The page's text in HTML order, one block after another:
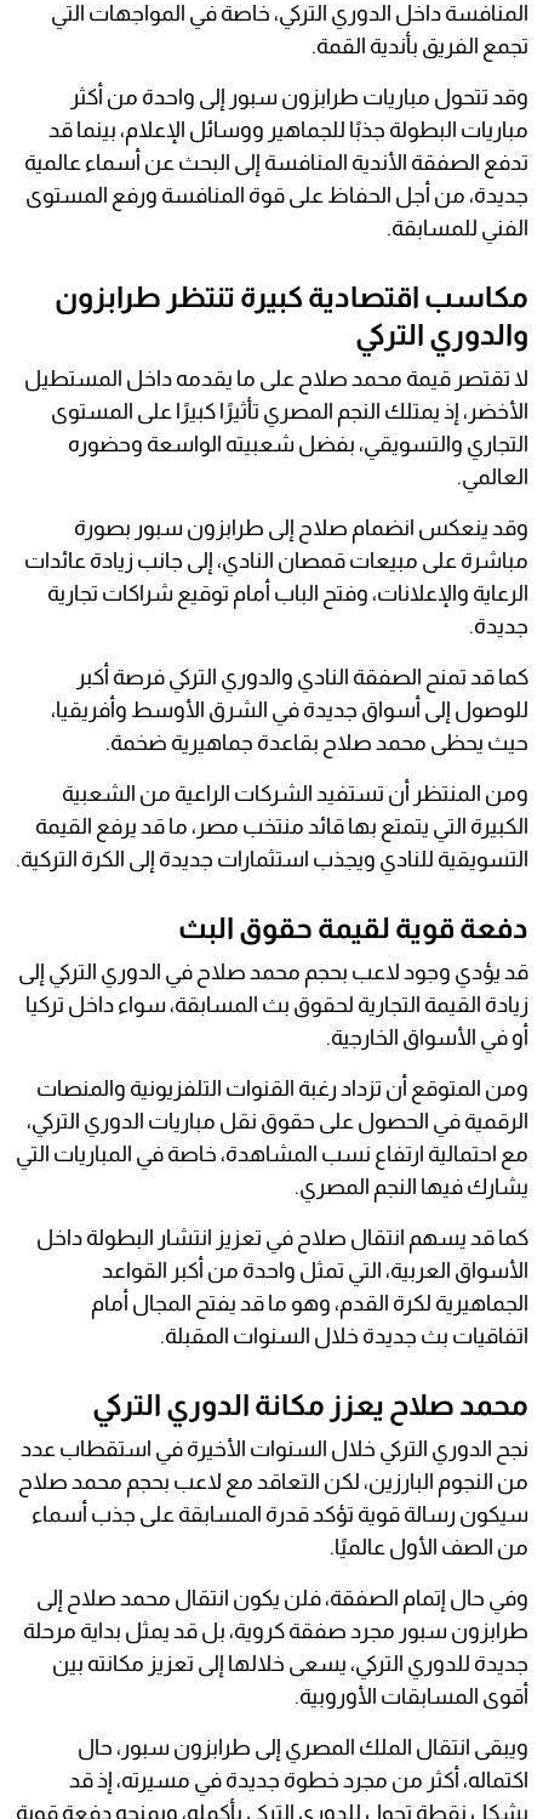
المنافسة داخل الدوري التركي، خاصة في المواجهات التي
تجمع الفريق بأندية القمة.
وقد تتحول مباريات طرابزون سبور إلى واحدة من أكثر
مباريات البطولة جذبًا للجماهير ووسائل الإعلام، بينما قد
تدفع الصفقة الأندية المنافسة إلى البحث عن أسماء عالمية
جديدة، من أجل الحفاظ على قوة المنافسة ورفع المستوى
الفني للمسابقة.
مكاسب اقتصادية كبيرة تنتظر طرابزون
والدوري التركي
لا تقتصر قيمة محمد صلاح على ما يقدمه داخل المستطيل
الأخضر، إذ يمتلك النجم المصري تأثيرًا كبيرًا على المستوى
التجاري والتسويقي، بفضل شعبيته الواسعة وحضوره
العالمي.
وقد ينعكس انضمام صلاح إلى طرابزون سبور بصورة
مباشرة على مبيعات قمصان النادي، إلى جانب زيادة عائدات
الرعاية والإعلانات، وفتح الباب أمام توقيع شراكات تجارية
جديدة.
كما قد تمنح الصفقة النادي والدوري التركي فرصة أكبر
للوصول إلى أسواق جديدة في الشرق الأوسط وأفريقيا،
حيث يحظى محمد صلاح بقاعدة جماهيرية ضخمة.
ومن المنتظر أن تستفيد الشركات الراعية من الشعبية
الكبيرة التي يتمتع بها قائد منتخب مصر، ما قد يرفع القيمة
التسويقية للنادي ويجذب استثمارات جديدة إلى الكرة التركية.
دفعة قوية لقيمة حقوق البث
قد يؤدي وجود لاعب بحجم محمد صلاح في الدوري التركي إلى
زيادة القيمة التجارية لحقوق بث المسابقة، سواء داخل تركيا
أو في الأسواق الخارجية.
ومن المتوقع أن تزداد رغبة القنوات التلفزيونية والمنصات
الرقمية في الحصول على حقوق نقل مباريات الدوري التركي،
مع احتمالية ارتفاع نسب المشاهدة، خاصة في المباريات التي
يشارك فيها النجم المصري.
كما قد يسهم انتقال صلاح في تعزيز انتشار البطولة داخل
الأسواق العربية، التي تمثل واحدة من أكبر القواعد
الجماهيرية لكرة القدم، وهو ما قد يفتح المجال أمام
اتفاقيات بث جديدة خلال السنوات المقبلة.
محمد صلاح يعزز مكانة الدوري التركي
نجح الدوري التركي خلال السنوات الأخيرة في استقطاب عدد
من النجوم البارزين، لكن التعاقد مع لاعب بحجم محمد صلاح
سيكون رسالة قوية تؤكد قدرة المسابقة على جذب أسماء
من الصف الأول عالميًا.
وفي حال إتمام الصفقة، فلن يكون انتقال محمد صلاح إلى
طرابزون سبور مجرد صفقة كروية، بل قد يمثل بداية مرحلة
جديدة للدوري التركي، يسعى خلالها إلى تعزيز مكانته بين
أقوى المسابقات الأوروبية.
ويبقى انتقال الملك المصري إلى طرابزون سبور، حال
اكتماله، أكثر من مجرد خطوة جديدة في مسيرته، إذ قد
يشكل نقطة تحول للدوري التركي بأكمله، ويمنحه دفعة قوية